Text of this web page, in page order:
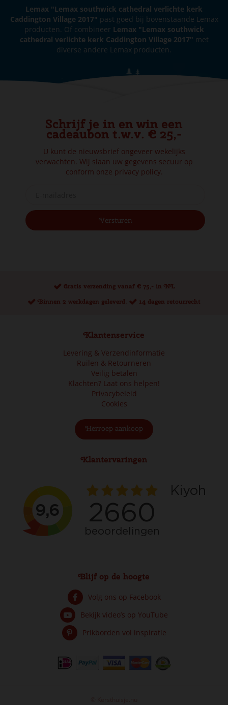
Lemax "Lemax southwick cathedral verlichte kerk
Caddington Village 2017" past goed bij bovenstaande Lemax
producten. Of combineer Lemax "Lemax southwick
cathedral verlichte kerk Caddington Village 2017" met
diverse andere Lemax producten.
Schrijf je in en win een
cadeaubon t.w.v. € 25,-
U kunt de nieuwsbrief ongeveer wekelijks
verwachten. Wij slaan uw gegevens secuur op
conform onze privacy policy.
Gratis verzending vanaf € 75,- in NL
Binnen 2 werkdagen geleverd.
14 dagen retourrecht
Klantenservice
Levering & Verzendinformatie
Ruilen & Retourneren
Veilig betalen
Klachten? Laat ons helpen!
Privacybeleid
Cookies
Herroep aankoop
Klantervaringen
Blijf op de hoogte
Volg ons op Facebook
Bekijk video’s op YouTube
Prikborden vol inspiratie